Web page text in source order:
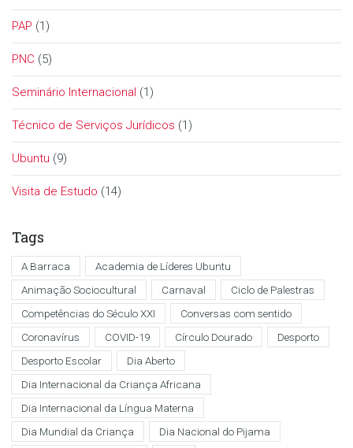
PAP (1)
PNC (5)
Seminário Internacional (1)
Técnico de Serviços Jurídicos (1)
Ubuntu (9)
Visita de Estudo (14)
Tags
A Barraca
Academia de Líderes Ubuntu
Animação Sociocultural
Carnaval
Ciclo de Palestras
Competências do Século XXI
Conversas com sentido
Coronavírus
COVID-19 Círculo Dourado
Desporto
Desporto Escolar
Dia Aberto
Dia Internacional da Criança Africana
Dia Internacional da Língua Materna
Dia Mundial da Criança
Dia Nacional do Pijama